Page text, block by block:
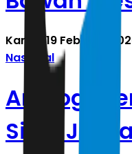
Kamis, 19 Februari
Nasional
Analogi
Sipil: